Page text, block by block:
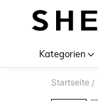
Kategorien
Startseite /